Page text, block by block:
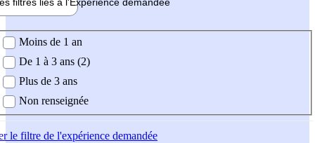
demandée
Moins de 1 an
De 1 à 3 ans (2)
Plus de 3 ans
Non renseignée
le filtre de l'expérience demandée